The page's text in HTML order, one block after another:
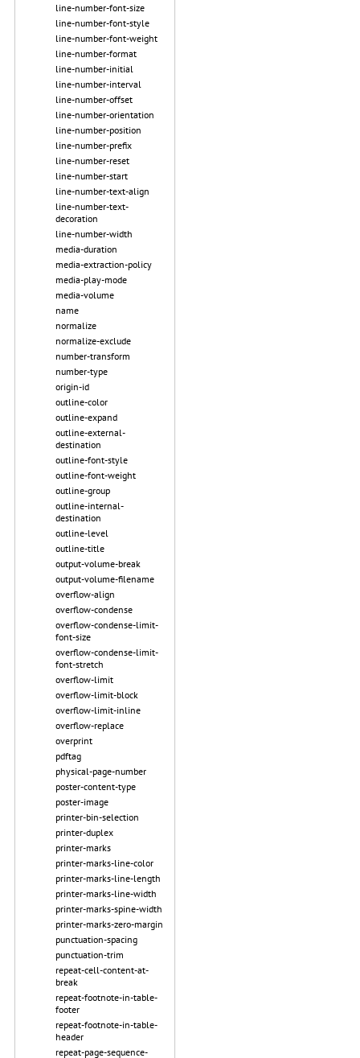
line-number-font-size
line-number-font-style
line-number-font-weight
line-number-format
line-number-initial
line-number-interval
line-number-offset
line-number-orientation
line-number-position
line-number-prefix
line-number-reset
line-number-start
line-number-text-align
line-number-text-
decoration
line-number-width
media-duration
media-extraction-policy
media-play-mode
media-volume
name
normalize
normalize-exclude
number-transform
number-type
origin-id
outline-color
outline-expand
outline-external-
destination
outline-font-style
outline-font-weight
outline-group
outline-internal-
destination
outline-level
outline-title
output-volume-break
output-volume-filename
overflow-align
overflow-condense
overflow-condense-limit-
font-size
overflow-condense-limit-
font-stretch
overflow-limit
overflow-limit-block
overflow-limit-inline
overflow-replace
overprint
pdftag
physical-page-number
poster-content-type
poster-image
printer-bin-selection
printer-duplex
printer-marks
printer-marks-line-color
printer-marks-line-length
printer-marks-line-width
printer-marks-spine-width
printer-marks-zero-margin
punctuation-spacing
punctuation-trim
repeat-cell-content-at-
break
repeat-footnote-in-table-
footer
repeat-footnote-in-table-
header
repeat-page-sequence-